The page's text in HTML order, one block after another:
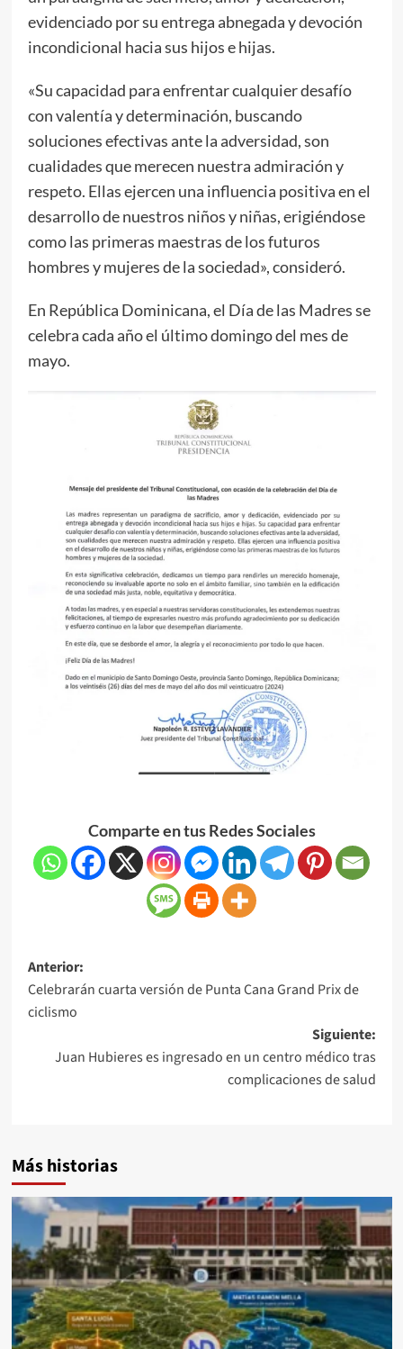
evidenciado por su entrega abnegada y devoción
incondicional hacia sus hijos e hijas.
«Su capacidad para enfrentar cualquier desafío
con valentía y determinación, buscando
soluciones efectivas ante la adversidad, son
cualidades que merecen nuestra admiración y
respeto. Ellas ejercen una influencia positiva en el
desarrollo de nuestros niños y niñas, erigiéndose
como las primeras maestras de los futuros
hombres y mujeres de la sociedad», consideró.
En República Dominicana, el Día de las Madres se
celebra cada año el último domingo del mes de
mayo.
Comparte en tus Redes Sociales
Anterior:
Celebrarán cuarta versión de Punta Cana Grand Prix de
ciclismo
Siguiente:
Juan Hubieres es ingresado en un centro médico tras
complicaciones de salud
Más historias